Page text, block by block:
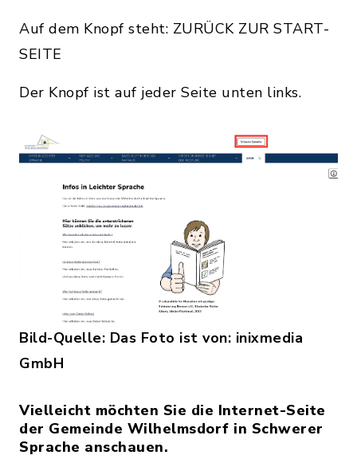
Auf dem Knopf steht: ZURÜCK ZUR START-
SEITE
Der Knopf ist auf jeder Seite unten links.
Bild-Quelle: Das Foto ist von: inixmedia
GmbH
Vielleicht möchten Sie die Internet-Seite
der Gemeinde Wilhelmsdorf in Schwerer
Sprache anschauen.